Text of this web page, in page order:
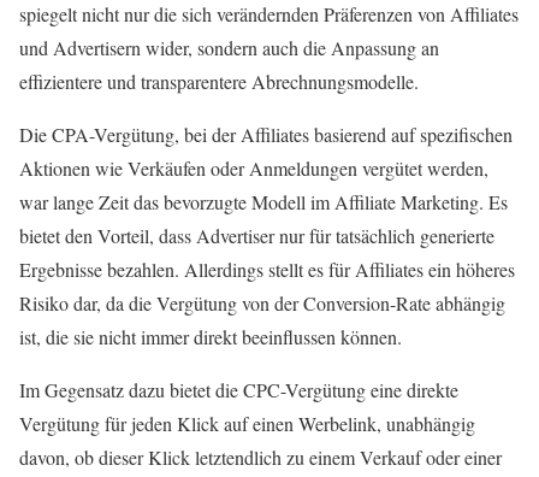
spiegelt nicht nur die sich verändernden Präferenzen von Affiliates
und Advertisern wider, sondern auch die Anpassung an
effizientere und transparentere Abrechnungsmodelle.
Die CPA-Vergütung, bei der Affiliates basierend auf spezifischen
Aktionen wie Verkäufen oder Anmeldungen vergütet werden,
war lange Zeit das bevorzugte Modell im Affiliate Marketing. Es
bietet den Vorteil, dass Advertiser nur für tatsächlich generierte
Ergebnisse bezahlen. Allerdings stellt es für Affiliates ein höheres
Risiko dar, da die Vergütung von der Conversion-Rate abhängig
ist, die sie nicht immer direkt beeinflussen können.
Im Gegensatz dazu bietet die CPC-Vergütung eine direkte
Vergütung für jeden Klick auf einen Werbelink, unabhängig
davon, ob dieser Klick letztendlich zu einem Verkauf oder einer